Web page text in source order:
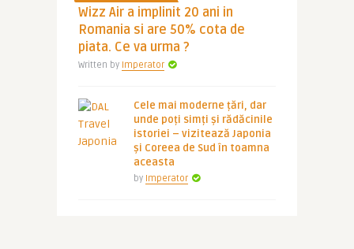
Wizz Air a implinit 20 ani in
Romania si are 50% cota de
piata. Ce va urma ?
Written by Imperator
Cele mai moderne țări, dar
unde poți simți și rădăcinile
istoriei – vizitează Japonia
și Coreea de Sud în toamna
aceasta
by Imperator